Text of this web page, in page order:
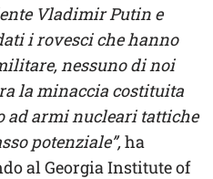
Vladimir Putin e
i rovesci che hanno
nessuno di noi
la minaccia costituita
ad armi nucleari tattiche
potenziale”,ha
al Georgia Institute of